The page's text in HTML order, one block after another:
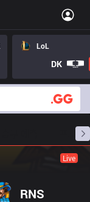
LoL
DK
프로빌
Live
RNS